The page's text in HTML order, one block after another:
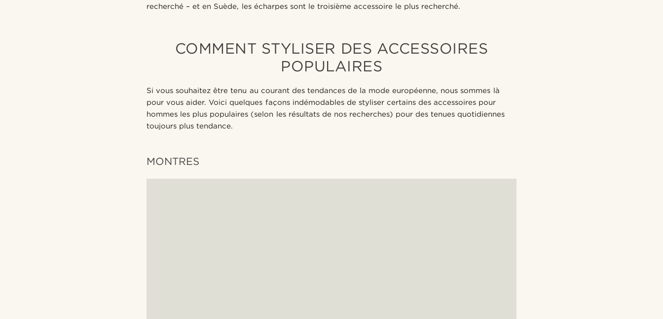
recherché – et en Suède, les écharpes sont le troisième accessoire le plus recherché.
COMMENT STYLISER DES ACCESSOIRES
POPULAIRES
Si vous souhaitez être tenu au courant des tendances de la mode européenne, nous sommes là
pour vous aider. Voici quelques façons indémodables de styliser certains des accessoires pour
hommes les plus populaires (selon les résultats de nos recherches) pour des tenues quotidiennes
toujours plus tendance.
MONTRES